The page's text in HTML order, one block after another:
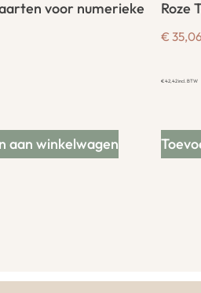
voor numerieke
aan winkelwagen
Roze
€ 35,06
€42,42incl. BTW